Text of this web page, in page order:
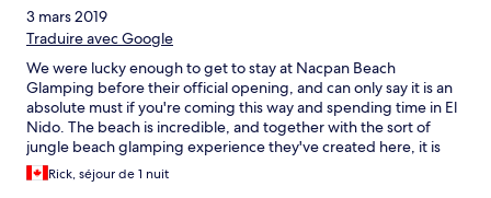
3 mars 2019
Traduire avec Google
We were lucky enough to get to stay at Nacpan Beach
Glamping before their official opening, and can only say it is an
absolute must if you're coming this way and spending time in El
Nido. The beach is incredible, and together with the sort of
jungle beach glamping experience they've created here, it is
truly like paradise. Not everything was finished, but there were
a lot of men working hard finishing off everything and planting
Rick, séjour de 1 nuit